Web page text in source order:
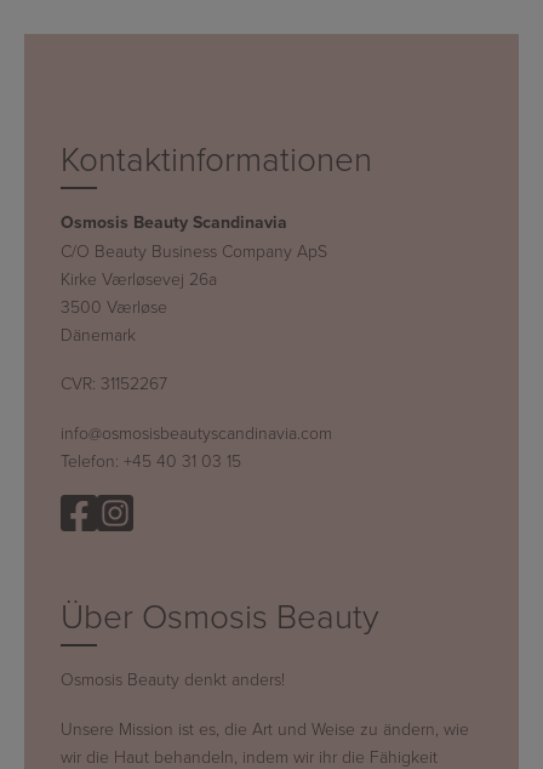
Kontaktinformationen
Osmosis Beauty Scandinavia
C/O Beauty Business Company ApS
Kirke Værløsevej 26a
3500 Værløse
Dänemark
CVR: 31152267
info@osmosisbeautyscandinavia.com
Telefon: +45 40 31 03 15
Über Osmosis Beauty
Osmosis Beauty denkt anders!
Unsere Mission ist es, die Art und Weise zu ändern, wie
wir die Haut behandeln, indem wir ihr die Fähigkeit